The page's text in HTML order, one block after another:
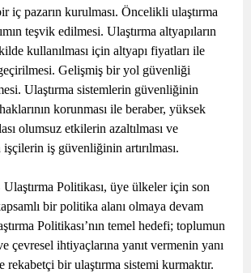
iç pazarın kurulması. Öncelikli ulaştırma
teşvik edilmesi. Ulaştırma altyapıların
kullanılması için altyapı fiyatları ile
Gelişmiş bir yol güvenliği
Ulaştırma sistemlerin güvenliğinin
korunması ile beraber, yüksek
olumsuz etkilerin azaltılması ve
işçilerin iş güvenliğinin artırılması.
Politikası, üye ülkeler için son
bir politika alanı olmaya devam
Politikası’nın temel hedefi; toplumun
çevresel ihtiyaçlarına yanıt vermenin yanı
rekabetçi bir ulaştırma sistemi kurmaktır.